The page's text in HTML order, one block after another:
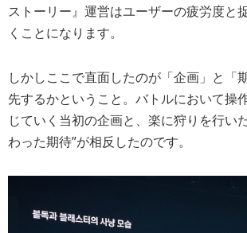
ストーリー』運営はユーザーの疲労度と
くことになります。
しかしここで直面したのが「企画」と「
先するかということ。バトルにおいて操
じていく当初の企画と、楽に狩りを行い
わった期待”が相反したのです。